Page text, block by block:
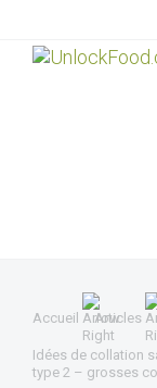
Accueil Articles
Idées de collation
type 2 – grosses